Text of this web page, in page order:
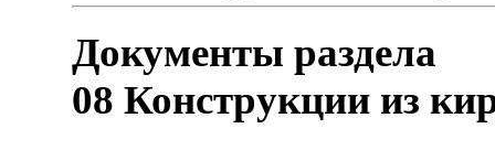
Документы раздела
08 Конструкции из